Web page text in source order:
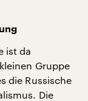
ist da
Gruppe
die Russische
Die